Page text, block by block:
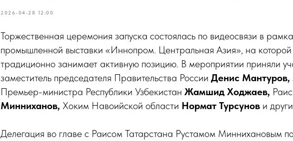
2026-04-28 12:00
Торжественная церемония запуска состоялась по видеосвязи в
промышленной выставки «Иннопром. Центральная Азия», на которой
традиционно занимает активную позицию. В мероприятии приняли
заместитель председателя Правительства России Денис Мантуров,
Премьер-министра Республики Узбекистан Жамшид Ходжаев,
Минниханов, Хоким Навоийской области Нормат Турсунов и
Делегация во главе с Раисом Татарстана Рустамом Миннихановым